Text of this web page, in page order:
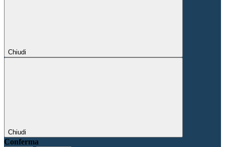
Chiudi
Chiudi
Conferma